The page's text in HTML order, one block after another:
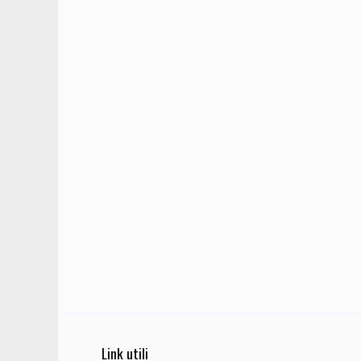
Link utili